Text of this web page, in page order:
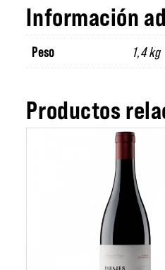
Información
Peso 1,4 kg
Productos